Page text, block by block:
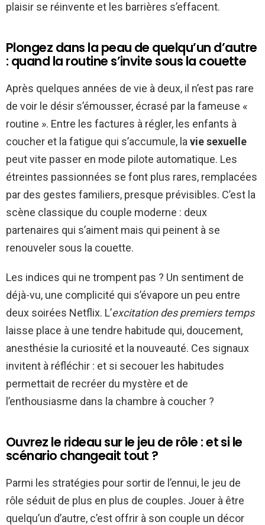
plaisir se réinvente et les barrières s’effacent.
Plongez dans la peau de quelqu’un d’autre
: quand la routine s’invite sous la couette
Après quelques années de vie à deux, il n’est pas rare
de voir le désir s’émousser, écrasé par la fameuse «
routine ». Entre les factures à régler, les enfants à
coucher et la fatigue qui s’accumule, la vie sexuelle
peut vite passer en mode pilote automatique. Les
étreintes passionnées se font plus rares, remplacées
par des gestes familiers, presque prévisibles. C’est la
scène classique du couple moderne : deux
partenaires qui s’aiment mais qui peinent à se
renouveler sous la couette.
Les indices qui ne trompent pas ? Un sentiment de
déjà-vu, une complicité qui s’évapore un peu entre
deux soirées Netflix. L’excitation des premiers temps
laisse place à une tendre habitude qui, doucement,
anesthésie la curiosité et la nouveauté. Ces signaux
invitent à réfléchir : et si secouer les habitudes
permettait de recréer du mystère et de
l’enthousiasme dans la chambre à coucher ?
Ouvrez le rideau sur le jeu de rôle : et si le
scénario changeait tout ?
Parmi les stratégies pour sortir de l’ennui, le jeu de
rôle séduit de plus en plus de couples. Jouer à être
quelqu’un d’autre, c’est offrir à son couple un décor